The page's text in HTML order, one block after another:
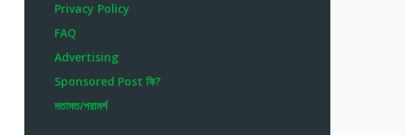
Privacy Policy
FAQ
Advertising
Sponsored Post কি?
মতামত/পরামর্শ